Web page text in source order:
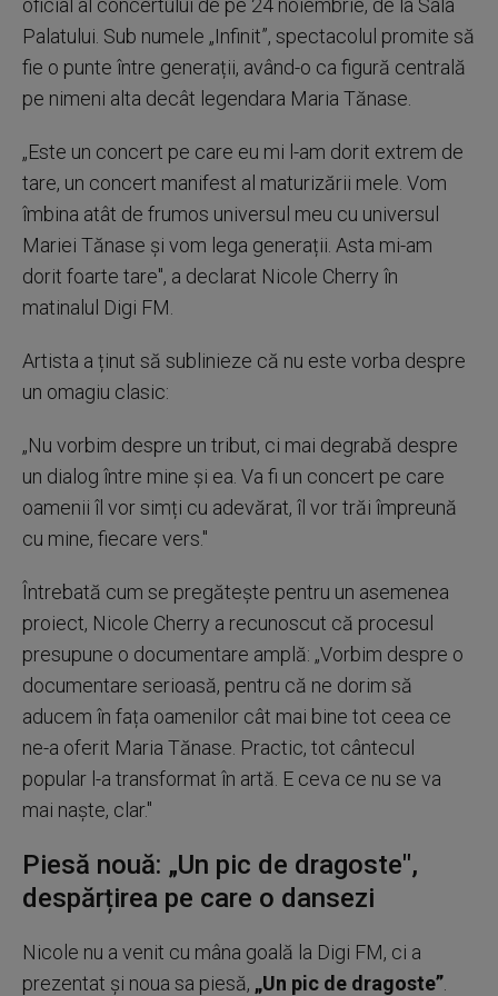
seconds
oficial al concertului de pe 24 noiembrie, de la Sala
Palatului. Sub numele „Infinit”, spectacolul promite să
fie o punte între generații, având-o ca figură centrală
pe nimeni alta decât legendara Maria Tănase.
„Este un concert pe care eu mi l-am dorit extrem de
tare, un concert manifest al maturizării mele. Vom
îmbina atât de frumos universul meu cu universul
Mariei Tănase și vom lega generații. Asta mi-am
dorit foarte tare", a declarat Nicole Cherry în
matinalul Digi FM.
Artista a ținut să sublinieze că nu este vorba despre
un omagiu clasic:
„Nu vorbim despre un tribut, ci mai degrabă despre
un dialog între mine și ea. Va fi un concert pe care
oamenii îl vor simți cu adevărat, îl vor trăi împreună
cu mine, fiecare vers."
Întrebată cum se pregătește pentru un asemenea
proiect, Nicole Cherry a recunoscut că procesul
presupune o documentare amplă: „Vorbim despre o
documentare serioasă, pentru că ne dorim să
aducem în fața oamenilor cât mai bine tot ceea ce
ne-a oferit Maria Tănase. Practic, tot cântecul
popular l-a transformat în artă. E ceva ce nu se va
mai naște, clar."
Piesă nouă: „Un pic de dragoste",
despărțirea pe care o dansezi
Nicole nu a venit cu mâna goală la Digi FM, ci a
prezentat și noua sa piesă, „Un pic de dragoste”